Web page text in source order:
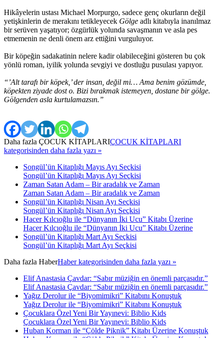
Hikâyelerin ustası Michael Morpurgo, sadece genç okurların değil
yetişkinlerin de merakını tetikleyecek Gölge adlı kitabıyla inanılmaz
bir serüven yaşatıyor; özgürlük yolunda savaşmanın ve asla pes
etmemenin ne denli önem arz ettiğini vurguluyor.
Bir köpeğin sadakatinin nelere kadir olabileceğini gösteren bu çok
yönlü roman, iyilik yolunda sevgiyi ve dostluğu pusulası yapıyor.
“’Alt tarafı bir köpek,’ der insan, değil mi… Ama benim gözümde,
köpekten ziyade dost o. Bizi bırakmak istemeyen, dostane bir gölge.
Gölgenden asla kurtulamazsın.”
Daha fazla ÇOCUK KİTAPLARIÇOCUK KİTAPLARI
kategorisinden daha fazla yazı »
Songül’ün Kitaplığı Mayıs Ayı Seçkisi
Songül’ün Kitaplığı Mayıs Ayı Seçkisi
Zaman Satan Adam – Bir aradalık ve Zaman
Zaman Satan Adam – Bir aradalık ve Zaman
Songül’ün Kitaplığı Nisan Ayı Seçkisi
Songül’ün Kitaplığı Nisan Ayı Seçkisi
Hacer Kılcıoğlu ile “Dünyanın İki Ucu” Kitabı Üzerine
Hacer Kılcıoğlu ile “Dünyanın İki Ucu” Kitabı Üzerine
Songül’ün Kitaplığı Mart Ayı Seçkisi
Songül’ün Kitaplığı Mart Ayı Seçkisi
Daha fazla HaberHaber kategorisinden daha fazla yazı »
Elif Anastasia Çavdar: “Sabır müziğin en önemli parçasıdır.”
Elif Anastasia Çavdar: “Sabır müziğin en önemli parçasıdır.”
Yağız Derolur ile “Biyomimikri” Kitabını Konuştuk
Yağız Derolur ile “Biyomimikri” Kitabını Konuştuk
Çocuklara Özel Yeni Bir Yayınevi: Biblio Kids
Çocuklara Özel Yeni Bir Yayınevi: Biblio Kids
Huban Korman ile “Çölde Piknik” Kitabı Üzerine Konuştuk